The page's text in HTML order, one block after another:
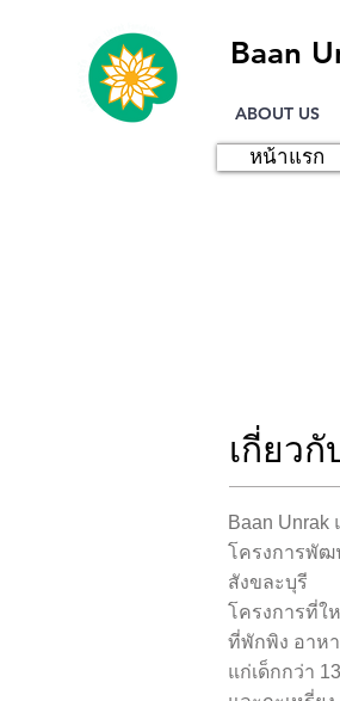
Baan
ABOUT US
หน้าแรก
เกี่ยว
Baan Unrak
โครงการพัฒ
สังขละบุรี
โครงการที่ใ
ที่พักพิง อาห
แก่เด็กกว่า